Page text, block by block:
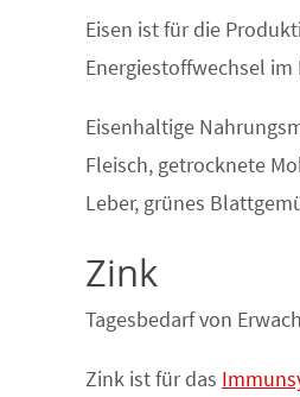
Eisen ist für die
Energiestoffwechsel
Eisenhaltige
Fleisch, getrocknete
Leber, grünes
Zink
Tagesbedarf von
Zink ist für das